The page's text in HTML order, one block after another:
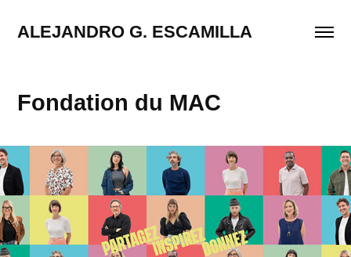
ALEJANDRO G. ESCAMILLA
Fondation du MAC